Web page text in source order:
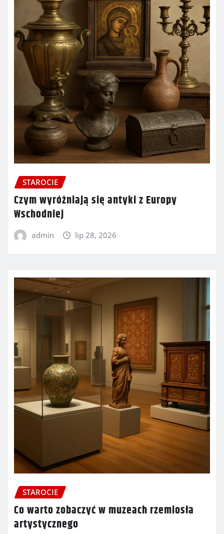
STAROCIE
Czym wyróżniają się antyki z Europy
Wschodniej
admin lip 28, 2026
STAROCIE
Co warto zobaczyć w muzeach rzemiosła
artystycznego